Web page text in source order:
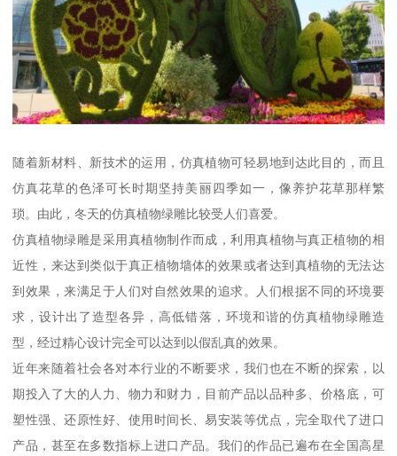
随着新材料、新技术的运用，仿真植物可轻易地到达此目的，而且
仿真花草的色泽可长时期坚持美丽四季如一，像养护花草那样繁
琐。由此，冬天的仿真植物绿雕比较受人们喜爱。
仿真植物绿雕是采用真植物制作而成，利用真植物与真正植物的相
近性，来达到类似于真正植物墙体的效果或者达到真植物的无法达
到效果，来满足于人们对自然效果的追求。人们根据不同的环境要
求，设计出了造型各异，高低错落，环境和谐的仿真植物绿雕造
型，经过精心设计完全可以达到以假乱真的效果。
近年来随着社会各对本行业的不断要求，我们也在不断的探索，以
期投入了大的人力、物力和财力，目前产品以品种多、价格底，可
塑性强、还原性好、使用时间长、易安装等优点，完全取代了进口
产品，甚至在多数指标上进口产品。我们的作品已遍布在全国高星